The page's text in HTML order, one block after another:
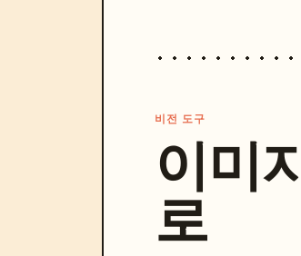
비전 도구
이미
로